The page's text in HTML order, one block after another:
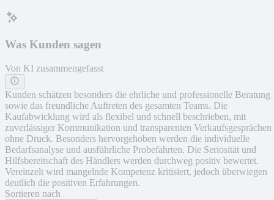
Was Kunden sagen
Von KI zusammengefasst
Kunden schätzen besonders die ehrliche und professionelle Beratung
sowie das freundliche Auftreten des gesamten Teams. Die
Kaufabwicklung wird als flexibel und schnell beschrieben, mit
zuverlässiger Kommunikation und transparenten Verkaufsgesprächen
ohne Druck. Besonders hervorgehoben werden die individuelle
Bedarfsanalyse und ausführliche Probefahrten. Die Seriosität und
Hilfsbereitschaft des Händlers werden durchweg positiv bewertet.
Vereinzelt wird mangelnde Kompetenz kritisiert, jedoch überwiegen
deutlich die positiven Erfahrungen.
Sortieren nach